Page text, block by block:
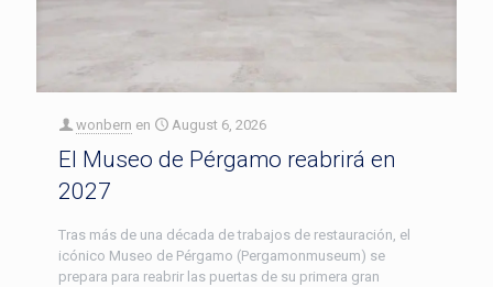
wonbern en August 6, 2026
El Museo de Pérgamo reabrirá en
2027
Tras más de una década de trabajos de restauración, el
icónico Museo de Pérgamo (Pergamonmuseum) se
prepara para reabrir las puertas de su primera gran